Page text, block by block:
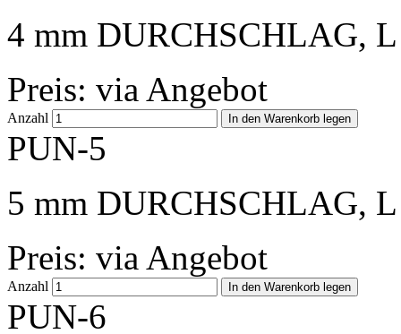
4 mm DURCHSCHLAG,
Preis: via Angebot
Anzahl
PUN-5
5 mm DURCHSCHLAG,
Preis: via Angebot
Anzahl
PUN-6